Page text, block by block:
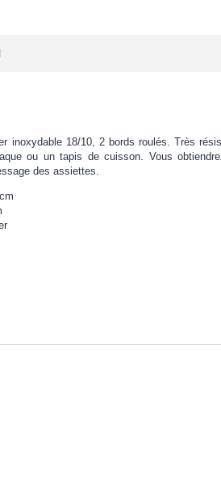
inoxydable 18/10, 2 bords roulés. Très
ou un tapis de cuisson. Vous
des assiettes.